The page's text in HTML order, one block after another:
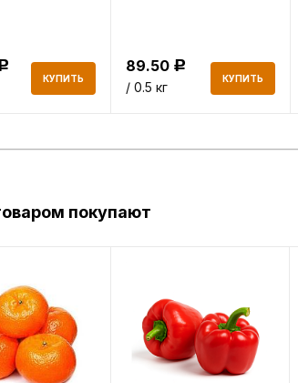
КУПИТЬ
89.50 Р
/ 0.5 кг
КУПИТЬ
покупают